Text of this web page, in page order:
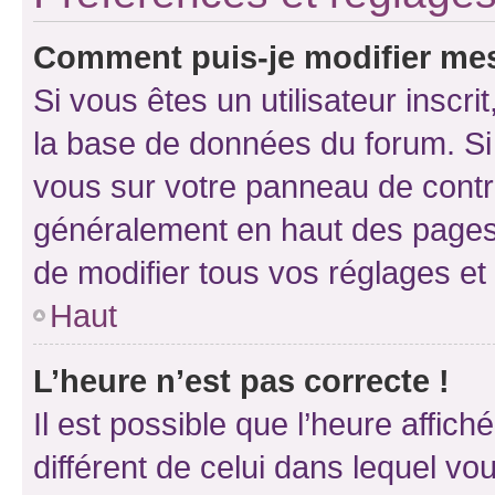
Comment puis-je modifier
Si vous êtes un utilisateur
la base de données du forum.
vous sur votre panneau de
généralement en haut des
de modifier tous vos réglages
Haut
L’heure n’est pas correcte !
Il est possible que l’heure
différent de celui dans lequel